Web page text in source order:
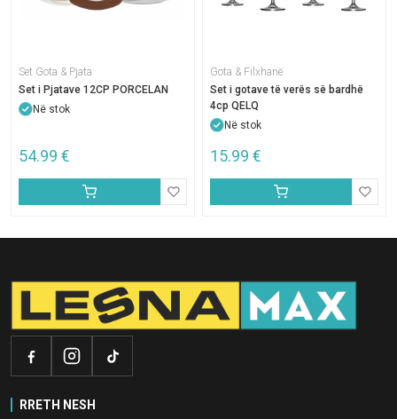
Set Gota & Pjata
Set i Pjatave 12CP PORCELAN
Në stok
54.99 €
Gota & Filxhanë
Set i gotave të verës së bardhë
4cp QELQ
Në stok
15.99 €
RRETH NESH